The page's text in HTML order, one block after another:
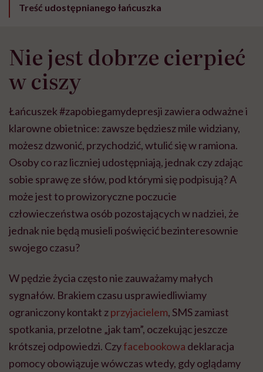
Treść udostępnianego łańcuszka
Nie jest dobrze cierpieć
w ciszy
Łańcuszek #zapobiegamydepresji zawiera odważne i
klarowne obietnice: zawsze będziesz mile widziany,
możesz dzwonić, przychodzić, wtulić się w ramiona.
Osoby co raz liczniej udostępniają, jednak czy zdając
sobie sprawę ze słów, pod którymi się podpisują? A
może jest to prowizoryczne poczucie
człowieczeństwa osób pozostających w nadziei, że
jednak nie będą musieli poświęcić bezinteresownie
swojego czasu?
W pędzie życia często nie zauważamy małych
sygnałów. Brakiem czasu usprawiedliwiamy
ograniczony kontakt zprzyjacielem, SMS zamiast
spotkania, przelotne „jak tam”, oczekując jeszcze
krótszej odpowiedzi. Czyfacebookowa deklaracja
pomocy obowiązuje wówczas wtedy, gdy oglądamy